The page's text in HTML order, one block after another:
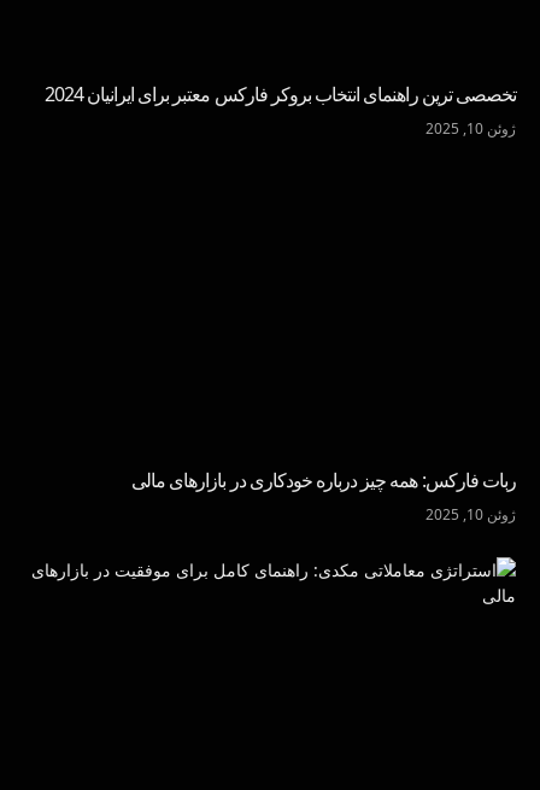
تخصصی ترین راهنمای انتخاب بروکر فارکس معتبر برای ایرانیان 2024
ژوئن 10, 2025
ربات فارکس: همه چیز درباره خودکاری در بازارهای مالی
ژوئن 10, 2025